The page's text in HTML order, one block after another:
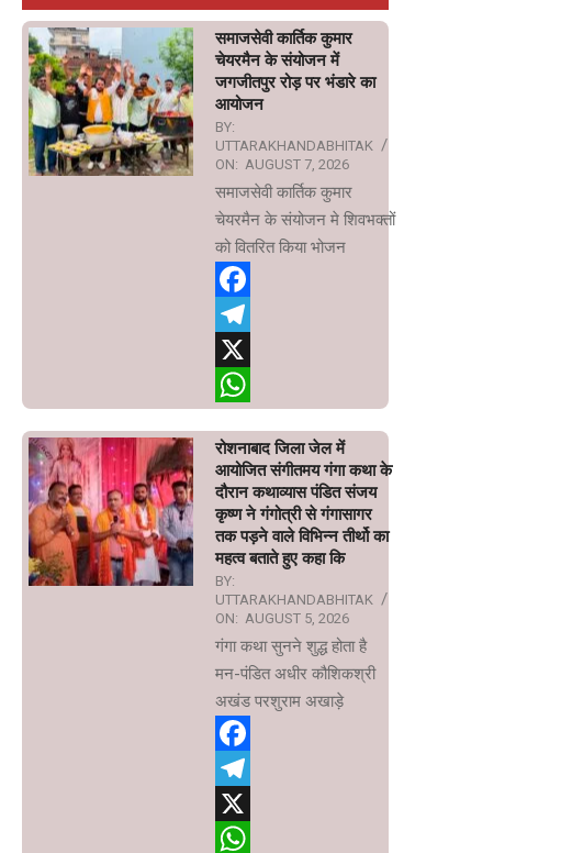
समाजसेवी कार्तिक कुमार
चेयरमैन के संयोजन में
जगजीतपुर रोड़ पर भंडारे का
आयोजन
BY:
UTTARAKHANDABHITAK
ON: AUGUST 7, 2026
समाजसेवी कार्तिक कुमार
चेयरमैन के संयोजन मे शिवभक्तों
को वितरित किया भोजन
Facebook
Telegram
X
रोशनाबाद जिला जेल में
आयोजित संगीतमय गंगा कथा के
दौरान कथाव्यास पंडित संजय
कृष्ण ने गंगोत्री से गंगासागर
तक पड़ने वाले विभिन्न तीर्थो का
महत्व बताते हुए कहा कि
BY:
UTTARAKHANDABHITAK
ON: AUGUST 5, 2026
गंगा कथा सुनने शुद्ध होता है
मन-पंडित अधीर कौशिकश्री
अखंड परशुराम अखाड़े
Facebook
Telegram
X